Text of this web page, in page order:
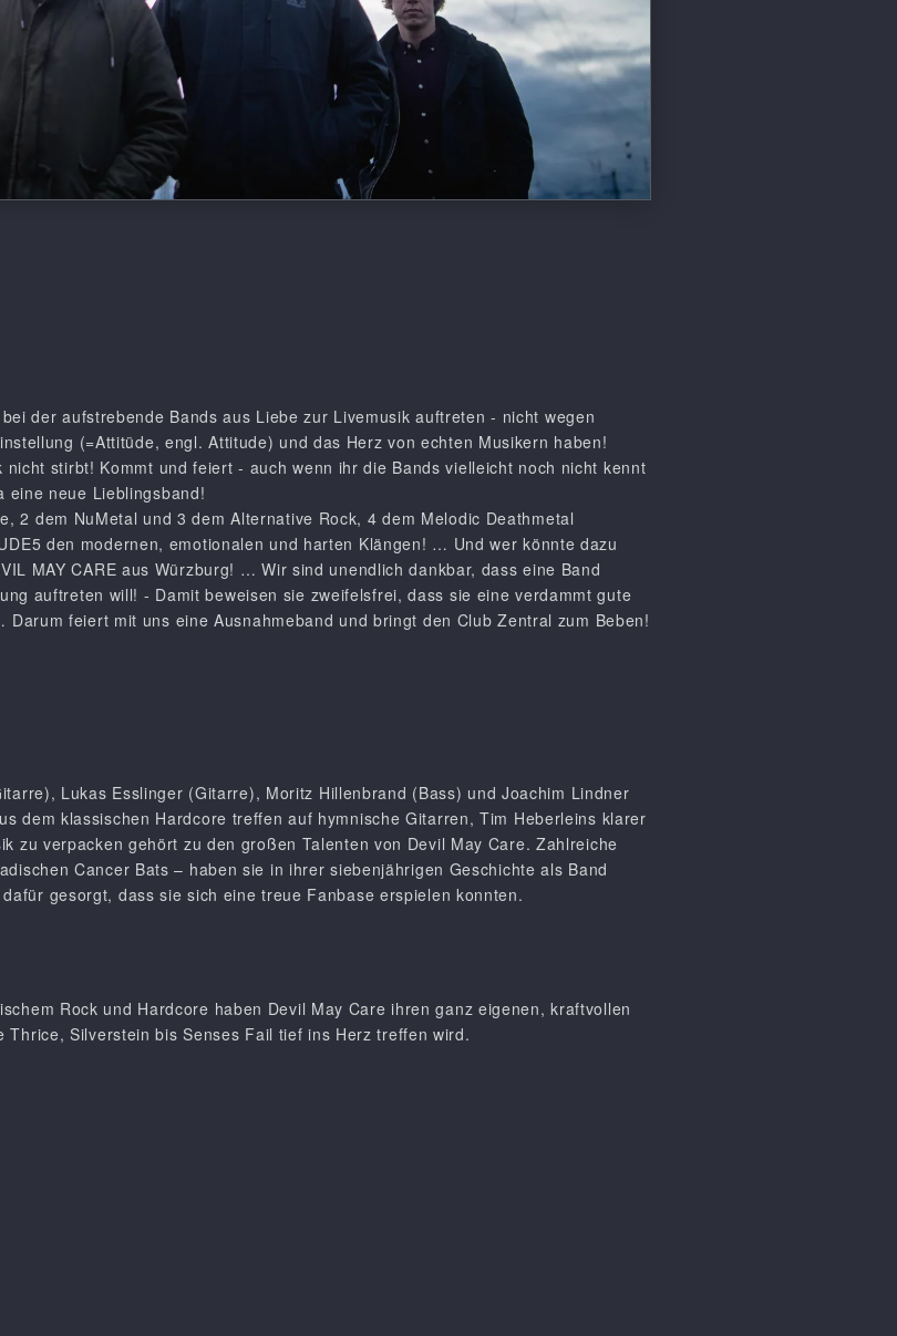
der aufstrebende Bands aus Liebe zur Livemusik auftreten - nicht wegen
(=Attitüde, engl. Attitude) und das Herz von echten Musikern haben!
stirbt! Kommt und feiert - auch wenn ihr die Bands vielleicht noch nicht kennt
eine neue Lieblingsband!
2 dem NuMetal und 3 dem Alternative Rock, 4 dem Melodic Deathmetal
den modernen, emotionalen und harten Klängen! … Und wer könnte dazu
MAY CARE aus Würzburg! … Wir sind unendlich dankbar, dass eine Band
auftreten will! - Damit beweisen sie zweifelsfrei, dass sie eine verdammt gute
feiert mit uns eine Ausnahmeband und bringt den Club Zentral zum Beben!
Lukas Esslinger (Gitarre), Moritz Hillenbrand (Bass) und Joachim Lindner
dem klassischen Hardcore treffen auf hymnische Gitarren, Tim Heberleins klarer
zu verpacken gehört zu den großen Talenten von Devil May Care. Zahlreiche
Cancer Bats – haben sie in ihrer siebenjährigen Geschichte als Band
gesorgt, dass sie sich eine treue Fanbase erspielen konnten.
Rock und Hardcore haben Devil May Care ihren ganz eigenen, kraftvollen
Silverstein bis Senses Fail tief ins Herz treffen wird.